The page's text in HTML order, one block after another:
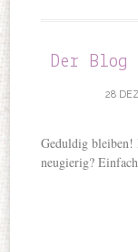
Der Blog
28
Geduldig
neugierig?